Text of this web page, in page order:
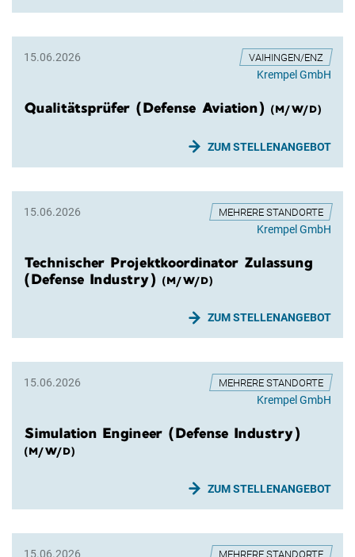
15.06.2026 VAIHINGEN/ENZ
Krempel GmbH
Qualitätsprüfer (Defense Aviation) (M/W/D)
ZUM STELLENANGEBOT
15.06.2026 MEHRERE STANDORTE
Krempel GmbH
Technischer Projektkoordinator Zulassung
(Defense Industry) (M/W/D)
ZUM STELLENANGEBOT
15.06.2026 MEHRERE STANDORTE
Krempel GmbH
Simulation Engineer (Defense Industry)
(M/W/D)
ZUM STELLENANGEBOT
15.06.2026 MEHRERE STANDORTE